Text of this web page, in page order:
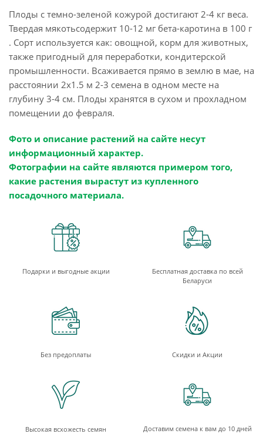
Плоды с темно-зеленой кожурой достигают 2-4 кг веса.
Твердая мякотьсодержит 10-12 мг бета-каротина в 100 г
. Сорт используется как: овощной, корм для животных,
также пригодный для переработки, кондитерской
промышленности. Всаживается прямо в землю в мае, на
расстоянии 2x1.5 м 2-3 семена в одном месте на
глубину 3-4 см. Плоды хранятся в сухом и прохладном
помещении до февраля.
Фото и описание растений на сайте несут
информационный характер.
Фотографии на сайте являются примером того,
какие растения вырастут из купленного
посадочного материала.
Подарки и выгодные акции
Бесплатная доставка по всей
Беларуси
Без предоплаты Скидки и Акции
Высокая всхожесть семян Доставим семена к вам до 10 дней